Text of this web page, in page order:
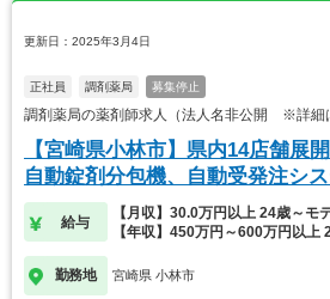
更新日：2025年3月4日
正社員 調剤薬局 募集停止
調剤薬局の薬剤師求人（法人名非公開 ※詳細
【宮崎県小林市】県内14店舗展
自動錠剤分包機、自動受発注シ
実！
給与
【月収】30.0万円以上 24歳～モ
【年収】450万円～600万円以上
勤務地 宮崎県 小林市